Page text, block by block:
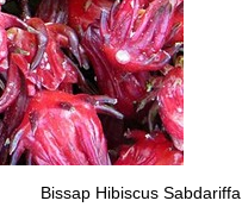
Bissap Hibiscus Sabdariffa